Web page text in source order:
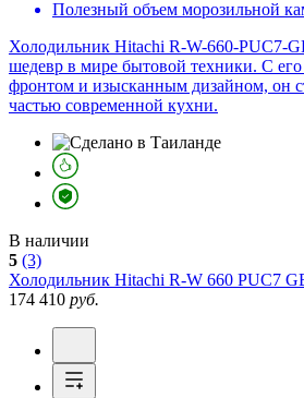
Полезный объем морозильной
Холодильник Hitachi R-W-660-PUC7-
шедевр в мире бытовой техники. С
фронтом и изысканным дизайном, он
частью современной кухни.
В наличии
5 (3)
Холодильник Hitachi R-W 660 PUC7
174 410 руб.